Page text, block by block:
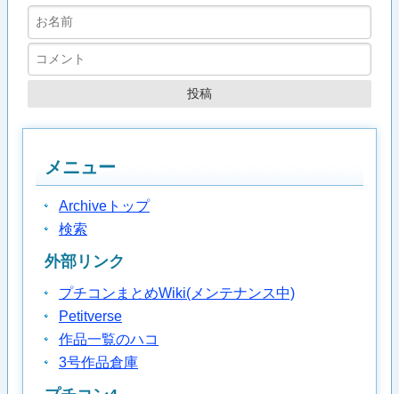
メニュー
Archiveトップ
検索
外部リンク
プチコンまとめWiki(メンテナンス中)
Petitverse
作品一覧のハコ
3号作品倉庫